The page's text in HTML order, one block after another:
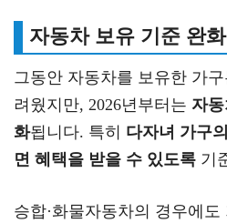
자동차 보유 기준 완
그동안 자동차를 보유한 가
려웠지만, 2026년부터는 자
화됩니다. 특히 다자녀 가구
면 혜택을 받을 수 있도록 기
승합·화물자동차의 경우에